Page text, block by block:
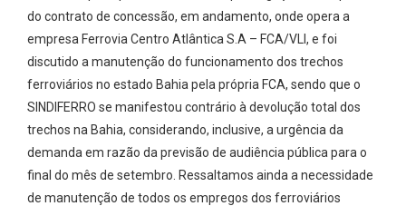
do contrato de concessão, em andamento, onde opera a
empresa Ferrovia Centro Atlântica S.A – FCA/VLI, e foi
discutido a manutenção do funcionamento dos trechos
ferroviários no estado Bahia pela própria FCA, sendo que o
SINDIFERRO se manifestou contrário à devolução total dos
trechos na Bahia, considerando, inclusive, a urgência da
demanda em razão da previsão de audiência pública para o
final do mês de setembro. Ressaltamos ainda a necessidade
de manutenção de todos os empregos dos ferroviários